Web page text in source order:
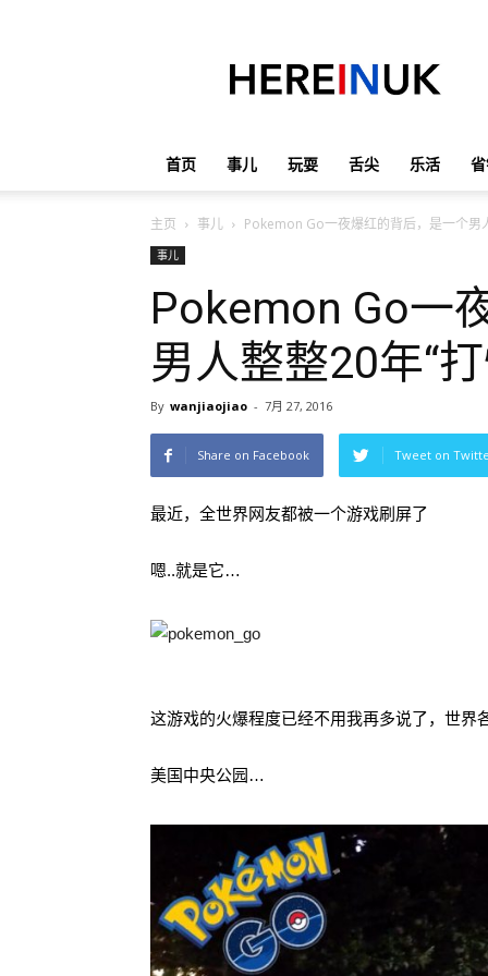
首页 事儿 玩耍 舌尖 乐活
主页 事儿 Pokemon Go一夜爆红的背后，是一个男
事儿
Pokemon Go一
男人整整20年“
By wanjiaojiao - 7月 27, 2016
Share on Facebook Tweet on
最近，全世界网友都被一个游戏刷屏了
嗯..就是它…
这游戏的火爆程度已经不用我再多说了，世界
美国中央公园…